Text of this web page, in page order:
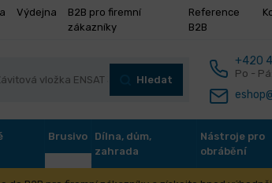
Výdejna
B2B pro firemní
zákazníky
Reference
B2B
Hledat
+420
Po -
Brusivo
Dílna, dům,
zahrada
Nástroje pro
obrábění